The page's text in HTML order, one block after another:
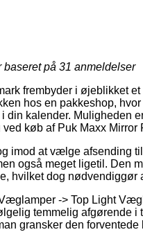
baseret på 31 anmeldelser
frembyder i øjeblikket
hos en pakkeshop,
din kalender.
køb af Puk Maxx
imod at vælge afsending
også meget ligetil. Den
hvilket dog
-> Top Light
temmelig afgørende
gransker den